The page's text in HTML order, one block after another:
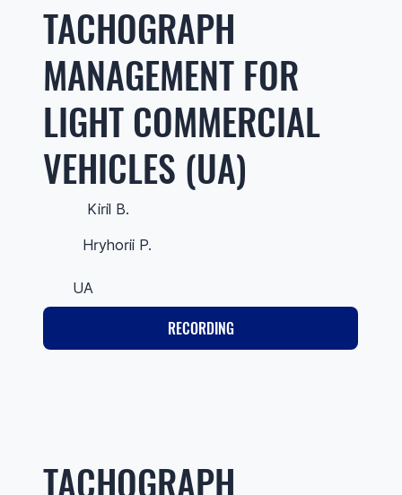
TACHOGRAPH
MANAGEMENT FOR
LIGHT COMMERCIAL
VEHICLES (UA)
Kiril B.
Hryhorii P.
UA
RECORDING
TACHOGRAPH